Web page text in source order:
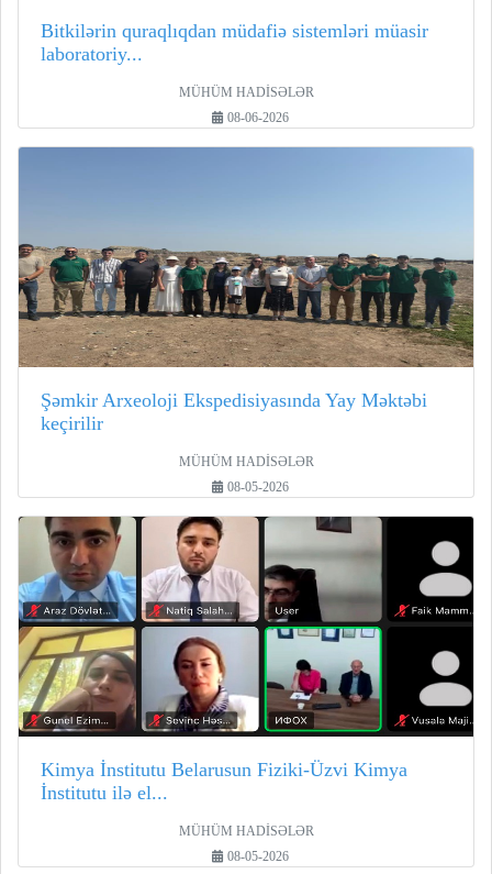
Bitkilərin quraqlıqdan müdafiə sistemləri müasir
laboratoriy...
MÜHÜM HADİSƏLƏR
08-06-2026
Şəmkir Arxeoloji Ekspedisiyasında Yay Məktəbi
keçirilir
MÜHÜM HADİSƏLƏR
08-05-2026
Kimya İnstitutu Belarusun Fiziki-Üzvi Kimya
İnstitutu ilə el...
MÜHÜM HADİSƏLƏR
08-05-2026